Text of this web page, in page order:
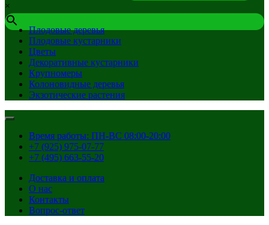
×
Плодовые деревья
Плодовые кустарники
Цветы
Декоративные кустарники
Крупномеры
Колоновидные деревья
Экзотические растения
Время работы: ПН-ВС 08:00-20:00
+7 (925) 975-07-77
+7 (495) 663-55-20
Доставка и оплата
О нас
Контакты
Вопрос-ответ